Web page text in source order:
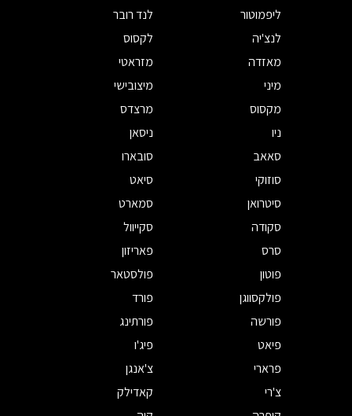
ליפמוטור
לנד רובר
לנצ'יה
לקסוס
מאזדה
מזראטי
מיני
מיצובישי
מקסוס
מרצדס
ניו
ניסאן
סאאב
סובארו
סוזוקי
סיאט
סיטרואן
סמארט
סקודה
סקייוול
סרס
פאריזון
פוטון
פולסטאר
פולקסווגן
פורד
פורשה
פורתינג
פיאט
פיג'ו
פרארי
צ'אנגן
צ'רי
קאדילק